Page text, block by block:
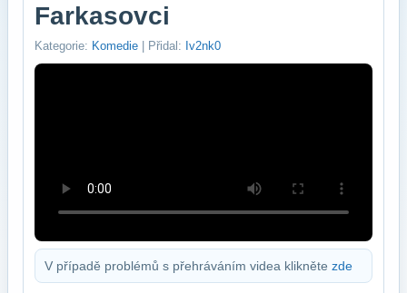
Farkasovci
Kategorie: Komedie | Přidal: Iv2nk0
V případě problémů s přehráváním videa klikněte zde